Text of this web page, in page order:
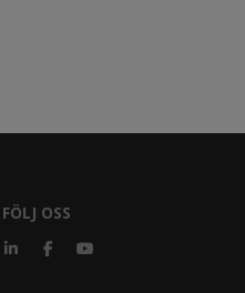
FÖLJ OSS